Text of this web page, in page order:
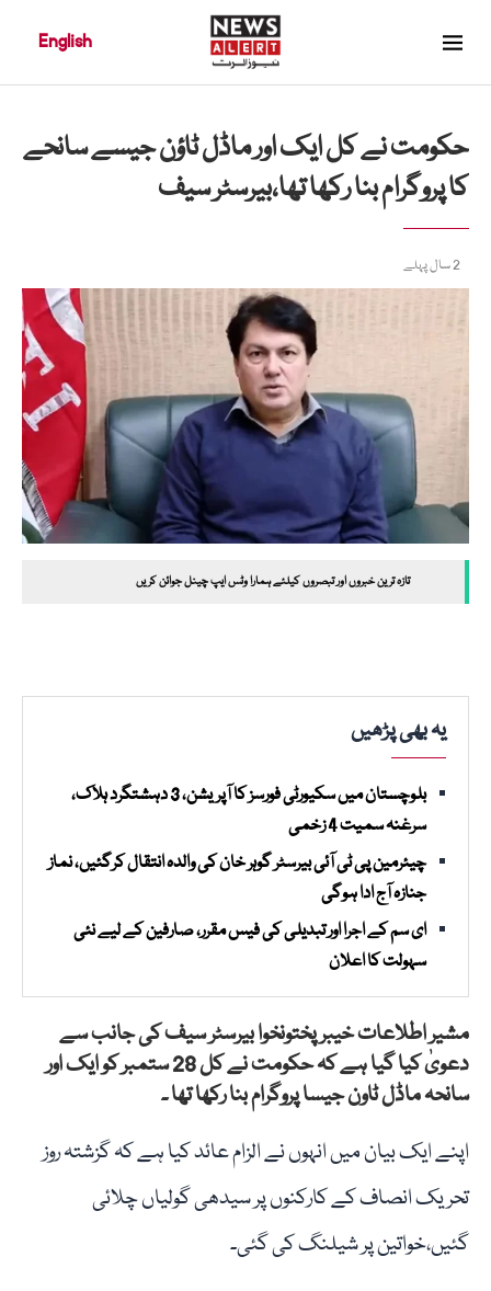
English
حکومت نے کل ایک اور ماڈل ٹاؤن جیسے سانحے
کا پروگرام بنا رکھا تھا،بیرسٹر سیف
2 سال پہلے
تازہ ترین خبروں اور تبصروں کیلئے ہمارا وٹس ایپ چینل جوائن کریں
یہ بھی پڑھیں
بلوچستان میں سکیورٹی فورسز کا آپریشن، 3 دہشتگرد ہلاک،
سرغنہ سمیت 4 زخمی
چیئرمین پی ٹی آئی بیرسٹر گوہر خان کی والدہ انتقال کرگئیں، نماز
جنازہ آج ادا ہوگی
ای سم کے اجرا اور تبدیلی کی فیس مقرر، صارفین کے لیے نئی
سہولت کا اعلان
مشیر اطلاعات خیبر پختونخوا بیرسٹر سیف کی جانب سے
دعویٰ کیا گیا ہے کہ حکومت نے کل 28 ستمبر کو ایک اور
سانحہ ماڈل ٹاون جیسا پروگرام بنا رکھا تھا ۔
اپنے ایک بیان میں انہوں نے الزام عائد کیا ہے کہ گزشتہ روز
تحریک انصاف کے کارکنوں پر سیدھی گولیاں چلائی
گئیں،خواتین پر شیلنگ کی گئی۔